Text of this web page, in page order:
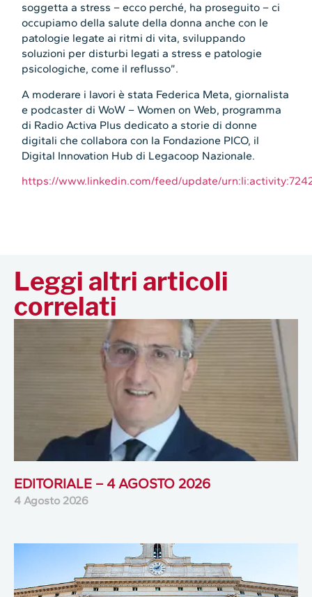
soggetta a stress – ecco perché, ha proseguito – ci
occupiamo della salute della donna anche con le
patologie legate ai ritmi di vita, sviluppando
soluzioni per disturbi legati a stress e patologie
psicologiche, come il reflusso”.
A moderare i lavori è stata Federica Meta, giornalista
e podcaster di WoW – Women on Web, programma
di Radio Activa Plus dedicato a storie di donne
digitali che collabora con la Fondazione PICO, il
Digital Innovation Hub di Legacoop Nazionale.
https://www.linkedin.com/feed/update/
Leggi altri articoli
correlati
EDITORIALE – 4 AGOSTO 2026
4 Agosto 2026